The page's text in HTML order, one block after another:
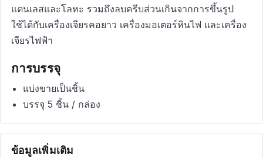
แตนเลสและโลหะ รวมถึงลบครีบส่วนเกินจากการขึ้นรูป
ใช้ได้กับเครื่องเจียรคอยาว เครื่องมอเตอร์หินไฟ และเครื่อง
เจียรไฟฟ้า
การบรรจุ
แบ่งขายเป็นชิ้น
บรรจุ 5 ชิ้น / กล่อง
ข้อมูลเพิ่มเติม